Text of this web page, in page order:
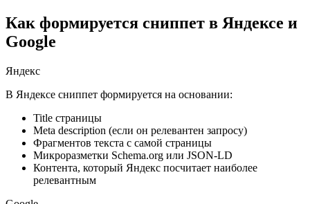
Как формируется сниппет в Яндексе и
Google
Яндекс
В Яндексе сниппет формируется на основании:
Title страницы
Meta description (если он релевантен запросу)
Фрагментов текста с самой страницы
Микроразметки Schema.org или JSON-LD
Контента, который Яндекс посчитает наиболее
релевантным